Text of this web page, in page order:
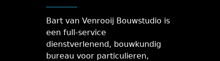
Bart van Venrooij Bouwstudio is
een full-service
dienstverlenend, bouwkundig
bureau voor particulieren,